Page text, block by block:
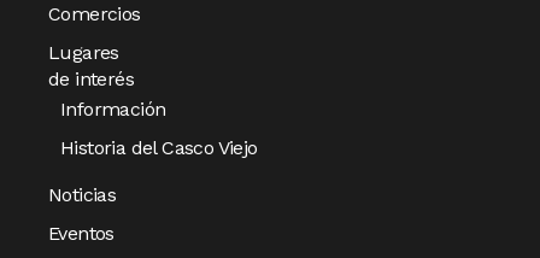
Comercios
Lugares
de interés
Información
Historia del Casco Viejo
Noticias
Eventos